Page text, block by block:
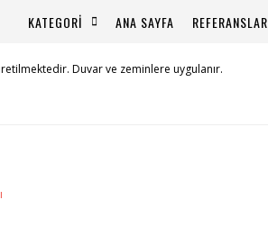
KATEGORİ ANA SAYFA REFERANSLAR
Duvar ve zeminlere uygulanır.